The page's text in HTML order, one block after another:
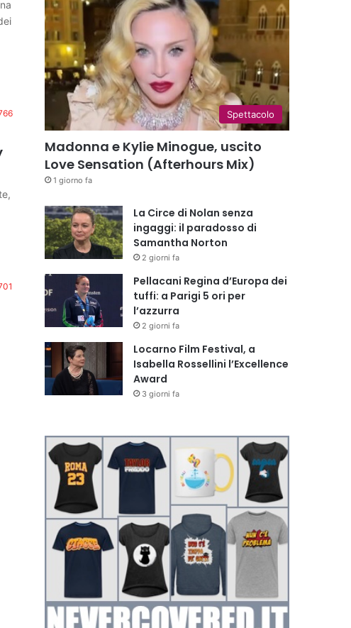
Spettacolo
Madonna e Kylie Minogue, uscito
Love Sensation (Afterhours Mix)
1 giorno fa
La Circe di Nolan senza
ingaggi: il paradosso di
Samantha Norton
2 giorni fa
Pellacani Regina d’Europa dei
tuffi: a Parigi 5 ori per
l’azzurra
2 giorni fa
Locarno Film Festival, a
Isabella Rossellini l’Excellence
Award
3 giorni fa